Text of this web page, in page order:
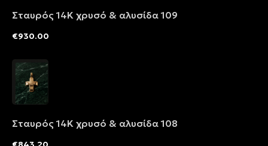
Σταυρός 14Κ χρυσό & αλυσίδα 109
€930.00
Σταυρός 14Κ χρυσό & αλυσίδα 108